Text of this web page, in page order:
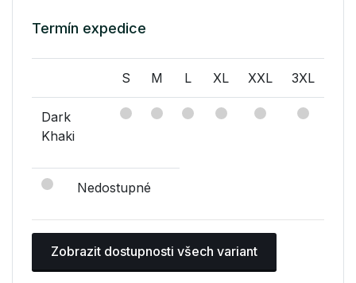
Termín expedice
S M L XL XXL 3XL
Dark
Khaki
Nedostupné
Zobrazit dostupnosti všech variant